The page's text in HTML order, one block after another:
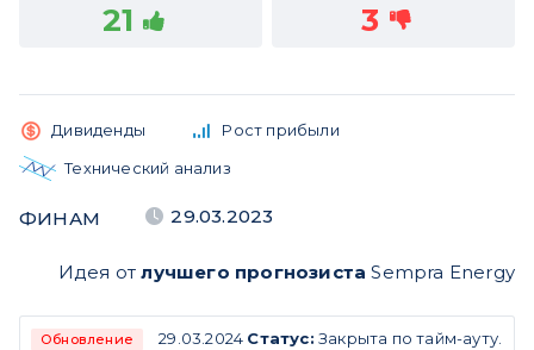
21 3
Дивиденды
Рост прибыли
Технический анализ
ФИНАМ 29.03.2023
Идея отлучшего прогнозиста Sempra Energy
Обновление 29.03.2024 Статус: Закрыта по тайм-ауту.